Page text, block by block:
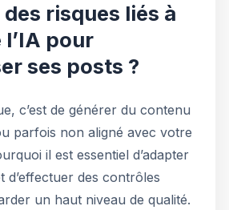
risques liés à
l’IA pour
ses posts ?
c’est de générer du contenu
parfois non aligné avec votre
il est essentiel d’adapter
d’effectuer des contrôles
un haut niveau de qualité.